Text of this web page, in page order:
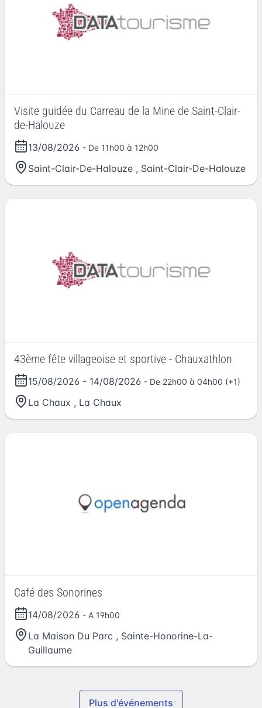
Visite guidée du Carreau de la Mine de Saint-Clair-
de-Halouze
13/08/2026 - De 11h00 à 12h00
Saint-Clair-De-Halouze , Saint-Clair-De-Halouze
43ème fête villageoise et sportive - Chauxathlon
15/08/2026 - 14/08/2026 - De 22h00 à 04h00 (+1)
La Chaux , La Chaux
Café des Sonorines
14/08/2026 - A 19h00
La Maison Du Parc , Sainte-Honorine-La-
Guillaume
Plus d'événements